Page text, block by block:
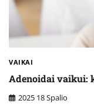
VAIKAI
Adenoidai vaikui:
2025 18 Spalio